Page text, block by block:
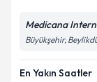
Medicana
Büyükşehir,
En Yakın Saatler